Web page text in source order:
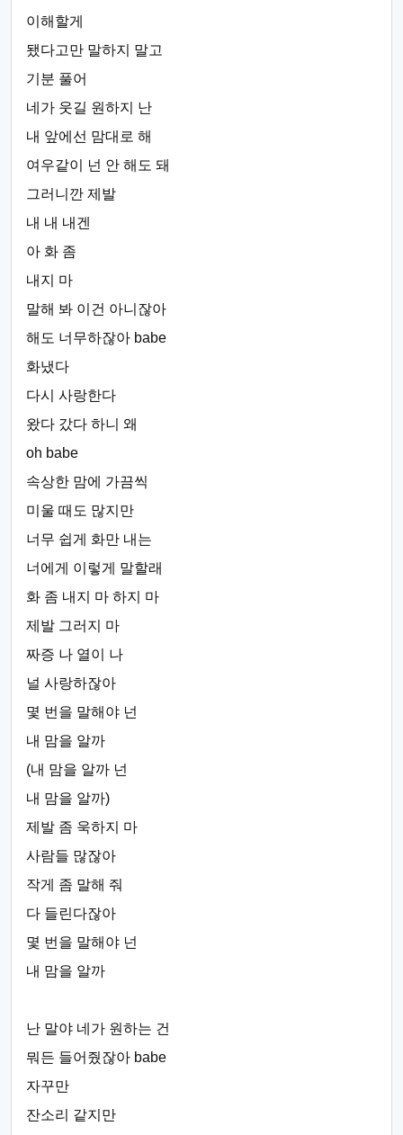
이해할게
됐다고만 말하지 말고
기분 풀어
네가 웃길 원하지 난
내 앞에선 맘대로 해
여우같이 넌 안 해도 돼
그러니깐 제발
내 내 내겐
아 화 좀
내지 마
말해 봐 이건 아니잖아
해도 너무하잖아 babe
화냈다
다시 사랑한다
왔다 갔다 하니 왜
oh babe
속상한 맘에 가끔씩
미울 때도 많지만
너무 쉽게 화만 내는
너에게 이렇게 말할래
화 좀 내지 마 하지 마
제발 그러지 마
짜증 나 열이 나
널 사랑하잖아
몇 번을 말해야 넌
내 맘을 알까
(내 맘을 알까 넌
내 맘을 알까)
제발 좀 욱하지 마
사람들 많잖아
작게 좀 말해 줘
다 들린다잖아
몇 번을 말해야 넌
내 맘을 알까
난 말야 네가 원하는 건
뭐든 들어줬잖아 babe
자꾸만
잔소리 같지만